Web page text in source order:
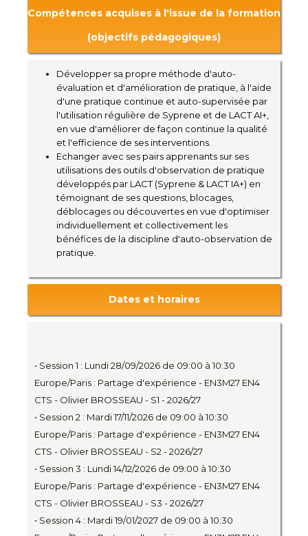
Compétences acquises à l'issue de la formation
(objectifs pédagogiques)
Développer sa propre méthode d'auto-
évaluation et d'amélioration de pratique, à l'aide
d'une pratique continue et auto-supervisée par
l'utilisation régulière de Syprene et de LACT AI+,
en vue d'améliorer de façon continue la qualité
et l'efficience de ses interventions.
Echanger avec ses pairs apprenants sur ses
utilisations des outils d'observation de pratique
développés par LACT (Syprene & LACT IA+) en
témoignant de ses questions, blocages,
déblocages ou découvertes en vue d'optimiser
individuellement et collectivement les
bénéfices de la discipline d'auto-observation de
pratique.
Dates et horaires
• Session 1 : Lundi 28/09/2026 de 09:00 à 10:30
Europe/Paris : Partage d'expérience - EN3M27 EN4
CTS - Olivier BROSSEAU - S1 - 2026/27
• Session 2 : Mardi 17/11/2026 de 09:00 à 10:30
Europe/Paris : Partage d'expérience - EN3M27 EN4
CTS - Olivier BROSSEAU - S2 - 2026/27
• Session 3 : Lundi 14/12/2026 de 09:00 à 10:30
Europe/Paris : Partage d'expérience - EN3M27 EN4
CTS - Olivier BROSSEAU - S3 - 2026/27
• Session 4 : Mardi 19/01/2027 de 09:00 à 10:30